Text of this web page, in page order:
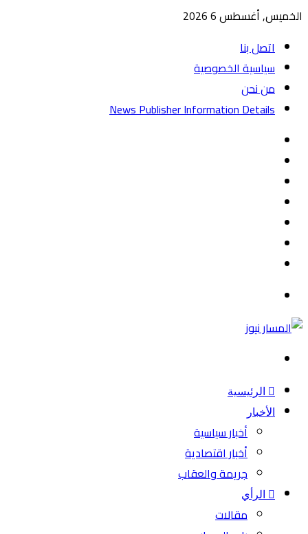
الخميس, أغسطس 6 2026
اتصل بنا
سياسية الخصوصية
من نحن
News Publisher Information Details
الرئيسية
الأخبار
أخبار سياسية
أخبار اقتصادية
جريمة والعقاب
الرأي
مقالات